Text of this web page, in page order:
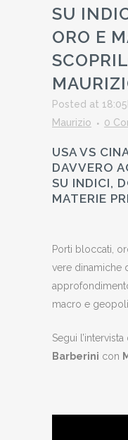
SU
ORO E
Posted at
Maurizio
0
USA VS
DAVVERO
SU INDICI,
MATERIE
Porti bloccati,
vere dinamiche
macro e
Segui l’intervista
Barberini con